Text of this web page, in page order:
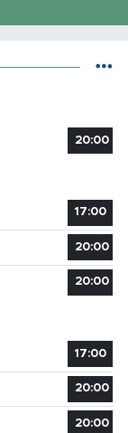
20:00
17:00
20:00
20:00
17:00
20:00
20:00